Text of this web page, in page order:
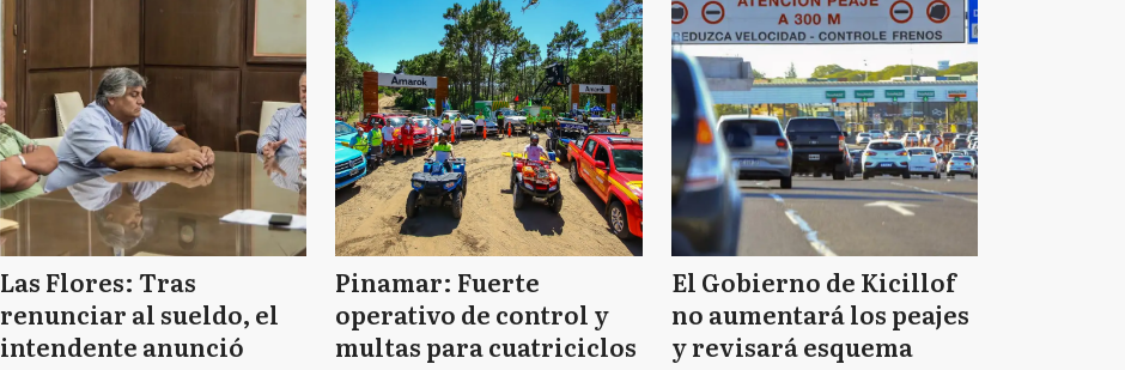
Las Flores: Tras
renunciar al sueldo, el
intendente anunció
Pinamar: Fuerte
operativo de control y
multas para cuatriciclos
El Gobierno de Kicillof
no aumentará los peajes
y revisará esquema